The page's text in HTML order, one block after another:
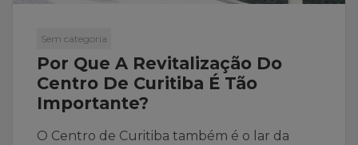
Sem categoria
Por Que A Revitalização Do
Centro De Curitiba É Tão
Importante?
O Centro de Curitiba também é o lar da